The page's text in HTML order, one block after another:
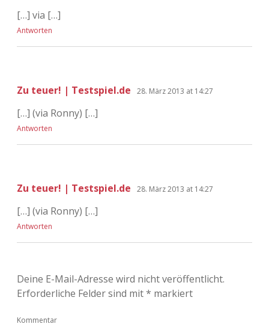
[…] via […]
Antworten
Zu teuer! | Testspiel.de 28. März 2013 at 14:27
[…] (via Ronny) […]
Antworten
Zu teuer! | Testspiel.de 28. März 2013 at 14:27
[…] (via Ronny) […]
Antworten
Deine E-Mail-Adresse wird nicht veröffentlicht.
Erforderliche Felder sind mit* markiert
Kommentar